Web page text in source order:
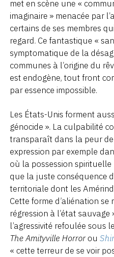
met en scène une «
imaginaire » menacée par
certains de ses membres
regard. Ce fantastique «
symptomatique de la
communes à l’origine du
est endogène, tout front
par essence impossible.
Les États-Unis forment
génocide ». La culpabilité
transparaît dans la peur
expression par exemple
où la possession spirituelle
que la juste conséquence
territoriale dont les
Cette forme d’aliénation se
régression à l’état
l’agressivité refoulée sous
The Amityville Horrorou
« cette terreur de se voir